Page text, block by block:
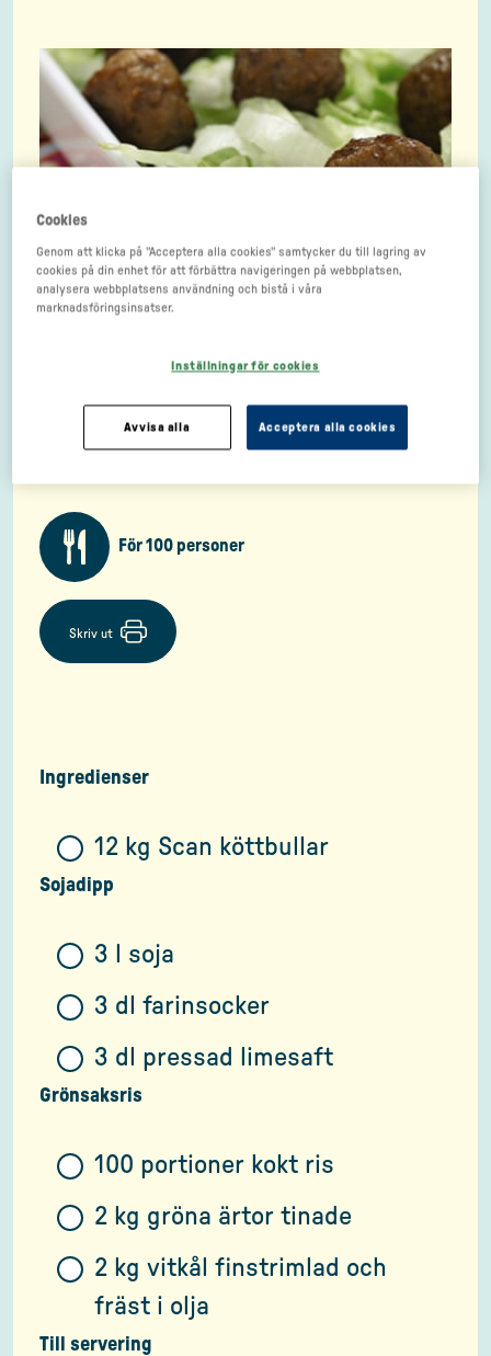
För 100 personer
Skriv ut
Ingredienser
12 kg Scan köttbullar
Sojadipp
3 l soja
3 dl farinsocker
3 dl pressad limesaft
Grönsaksris
100 portioner kokt ris
2 kg gröna ärtor tinade
2 kg vitkål finstrimlad och
fräst i olja
Till servering
Cookies
Genom att klicka på "Acceptera alla cookies" samtycker du till lagring av
cookies på din enhet för att förbättra navigeringen på webbplatsen,
analysera webbplatsens användning och bistå i våra
marknadsföringsinsatser.
Inställningar för cookies
Avvisa alla Acceptera alla cookies